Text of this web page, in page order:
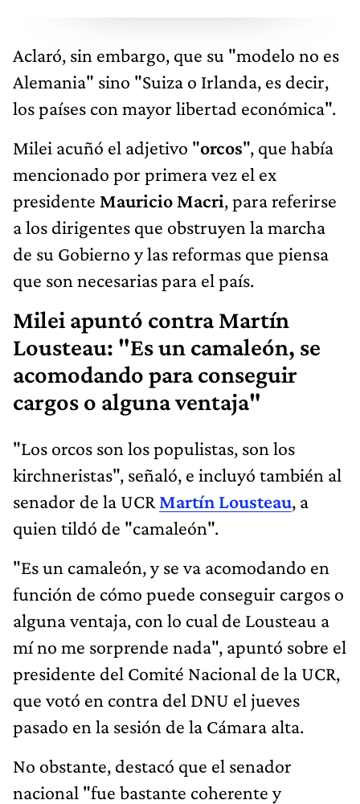
Aclaró, sin embargo, que su "modelo no es
Alemania" sino "Suiza o Irlanda, es decir,
los países con mayor libertad económica".
Milei acuñó el adjetivo "orcos", que había
mencionado por primera vez el ex
presidente Mauricio Macri, para referirse
a los dirigentes que obstruyen la marcha
de su Gobierno y las reformas que piensa
que son necesarias para el país.
Milei apuntó contra Martín
Lousteau: "Es un camaleón, se
acomodando para conseguir
cargos o alguna ventaja"
"Los orcos son los populistas, son los
kirchneristas", señaló, e incluyó también al
senador de la UCR Martín Lousteau, a
quien tildó de "camaleón".
"Es un camaleón, y se va acomodando en
función de cómo puede conseguir cargos o
alguna ventaja, con lo cual de Lousteau a
mí no me sorprende nada", apuntó sobre el
presidente del Comité Nacional de la UCR,
que votó en contra del DNU el jueves
pasado en la sesión de la Cámara alta.
No obstante, destacó que el senador
nacional "fue bastante coherente y